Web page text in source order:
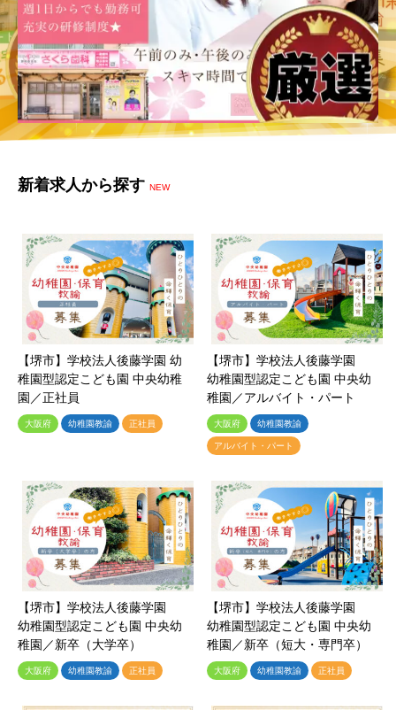
新着求人から探す NEW
【堺市】学校法人後藤学園 幼
稚園型認定こども園 中央幼稚
園／正社員
大阪府 幼稚園教諭 正社員
【堺市】学校法人後藤学園
幼稚園型認定こども園 中央幼
稚園／アルバイト・パート
大阪府 幼稚園教諭
アルバイト・パート
【堺市】学校法人後藤学園
幼稚園型認定こども園 中央幼
稚園／新卒（大学卒）
大阪府 幼稚園教諭 正社員
【堺市】学校法人後藤学園
幼稚園型認定こども園 中央幼
稚園／新卒（短大・専門卒）
大阪府 幼稚園教諭 正社員